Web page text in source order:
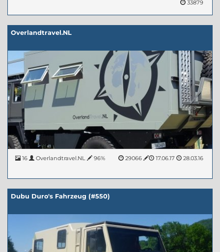
33879
Overlandtravel.NL
16 28.03.16
Overlandtravel.NL 17.06.17
96% 29066
Dubu Duro's Fahrzeug (#550)